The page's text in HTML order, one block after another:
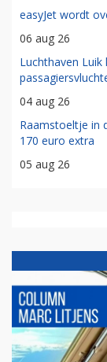
easyJet wordt
06 aug 26
Luchthaven
04 aug 26
Raamstoeltje in
170 euro extra
05 aug 26